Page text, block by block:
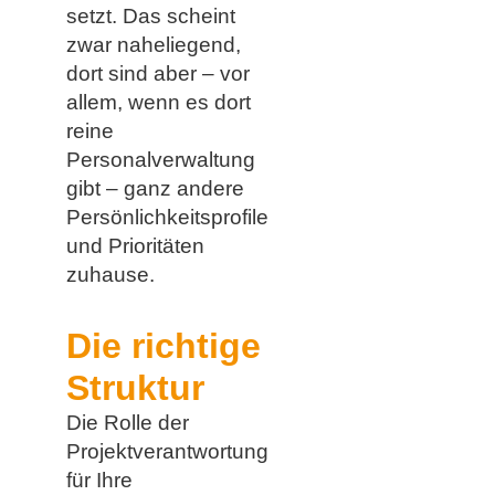
setzt. Das scheint
zwar naheliegend,
dort sind aber – vor
allem, wenn es dort
reine
Personalverwaltung
gibt – ganz andere
Persönlichkeitsprofile
und Prioritäten
zuhause.
Die richtige
Struktur
Die Rolle der
Projektverantwortung
für Ihre